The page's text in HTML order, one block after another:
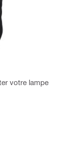
votre lampe